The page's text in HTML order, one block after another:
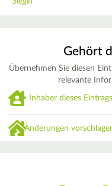
Gehört
Übernehmen Sie diesen
relevante
Inhaber dieses
Änderungen